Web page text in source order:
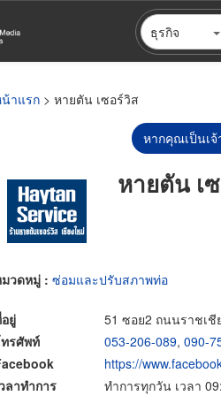
ธุรกิจ
าแรก > หายตัน เซอร์วิส
หากคุณเป็นเ
หายตัน เ
วดหมู่ : ซ่อมและปรับสภาพท่อ
ยู่
51 ซอย2 ถนนราชเชี
รศัพท์
053-206-089, 090-
https://
ลาทำการ
ทำการทุกวัน เวลา